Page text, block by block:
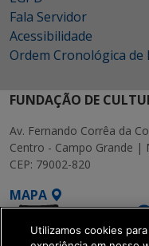
Fala Servidor
Acessibilidade
Ordem Cronológica de
FUNDAÇÃO DE
Av. Fernando Corrêa da
Centro - Campo Grande |
CEP: 79002-820
MAPA
Utilizamos cookies